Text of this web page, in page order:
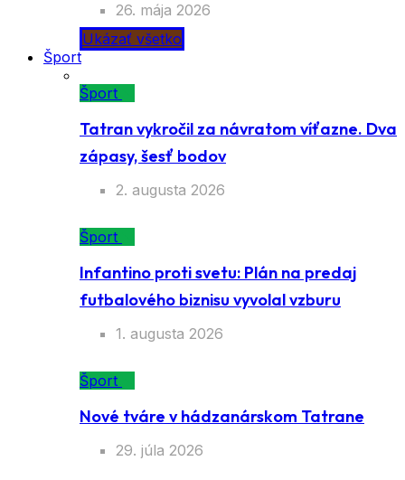
26. mája 2026
Ukázať všetko
Šport
Šport
Tatran vykročil za návratom víťazne. Dva
zápasy, šesť bodov
2. augusta 2026
Šport
Infantino proti svetu: Plán na predaj
futbalového biznisu vyvolal vzburu
1. augusta 2026
Šport
Nové tváre v hádzanárskom Tatrane
29. júla 2026